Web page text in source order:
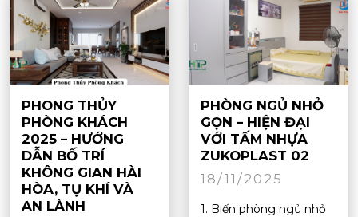
PHONG THỦY
PHÒNG KHÁCH
2025 – HƯỚNG
DẪN BỐ TRÍ
KHÔNG GIAN HÀI
HÒA, TỤ KHÍ VÀ
AN LÀNH
PHÒNG NGỦ NHỎ
GỌN – HIỆN ĐẠI
VỚI TẤM NHỰA
ZUKOPLAST 02
18/11/2025
1. Biến phòng ngủ nhỏ